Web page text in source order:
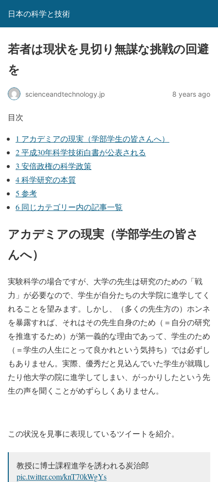
日本の科学と技術
若者は現状を見切り無謀な挑戦の回避
を
scienceandtechnology.jp 8 years ago
目次
1 アカデミアの現実（学部学生の皆さんへ）
2平成30年科学技術白書が公表される
3 安倍政権の科学政策
4科学研究の本質
5 参考
6 同じカテゴリー内の記事一覧
アカデミアの現実（学部学生の皆さ
んへ）
実験科学の場合ですが、大学の先生は研究のための「戦
力」が必要なので、学生が自分たちの大学院に進学してく
れることを望みます。しかし、（多くの先生方の）ホンネ
を暴露すれば、それはその先生自身のため（＝自分の研究
を推進するため）が第一義的な理由であって、学生のため
（＝学生の人生にとって良かれという気持ち）では必ずし
もありません。実際、優秀だと見込んでいた学生が就職し
たり他大学の院に進学してしまい、がっかりしたという先
生の声を聞くことがめずらしくありません。
この状況を見事に表現しているツイートを紹介。
教授に博士課程進学を誘われる炭治郎
pic.twitter.com/knT70kWgYs